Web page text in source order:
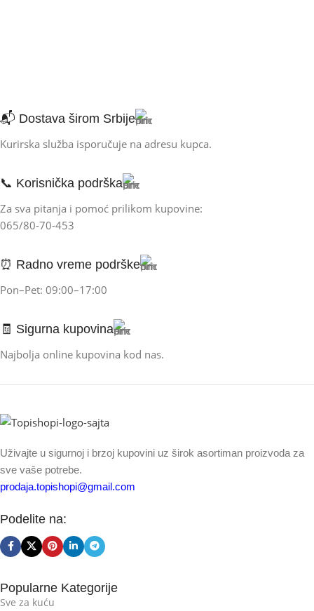
📬 Dostava širom Srbije
Kurirska služba isporučuje na adresu kupca.
📞 Korisnička podrška
Za sva pitanja i pomoć prilikom kupovine:
065/80-70-453
⏰ Radno vreme podrške
Pon–Pet: 09:00–17:00
🧾 Sigurna kupovina
Najbolja online kupovina kod nas.
Uživajte u sigurnoj i brzoj kupovini uz širok asortiman proizvoda za
sve vaše potrebe.
prodaja.topishopi@gmail.com
Podelite na:
Popularne Kategorije
Sve za kuću